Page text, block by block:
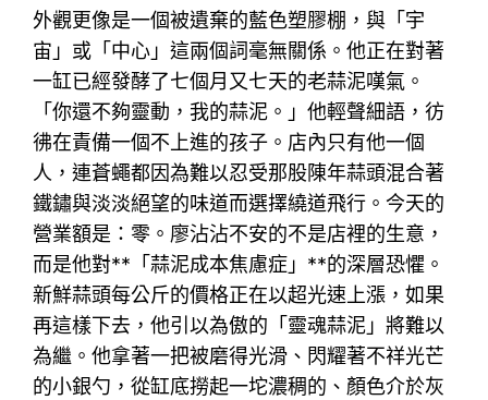
外觀更像是一個被遺棄的藍色塑膠棚，與「宇
宙」或「中心」這兩個詞毫無關係。他正在對著
一缸已經發酵了七個月又七天的老蒜泥嘆氣。
「你還不夠靈動，我的蒜泥。」他輕聲細語，彷
彿在責備一個不上進的孩子。店內只有他一個
人，連蒼蠅都因為難以忍受那股陳年蒜頭混合著
鐵鏽與淡淡絕望的味道而選擇繞道飛行。今天的
營業額是：零。廖沾沾不安的不是店裡的生意，
而是他對**「蒜泥成本焦慮症」**的深層恐懼。
新鮮蒜頭每公斤的價格正在以超光速上漲，如果
再這樣下去，他引以為傲的「靈魂蒜泥」將難以
為繼。他拿著一把被磨得光滑、閃耀著不祥光芒
的小銀勺，從缸底撈起一坨濃稠的、顏色介於灰